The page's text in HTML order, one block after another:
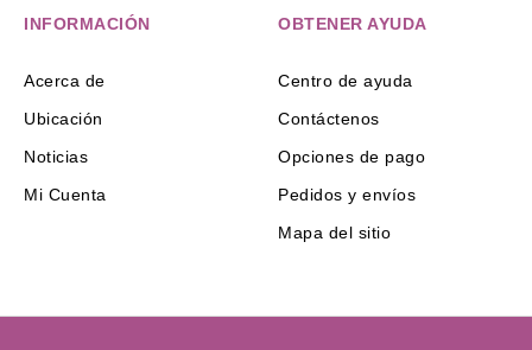
INFORMACIÓN
Acerca de
Ubicación
Noticias
Mi Cuenta
OBTENER AYUDA
Centro de ayuda
Contáctenos
Opciones de pago
Pedidos y envíos
Mapa del sitio